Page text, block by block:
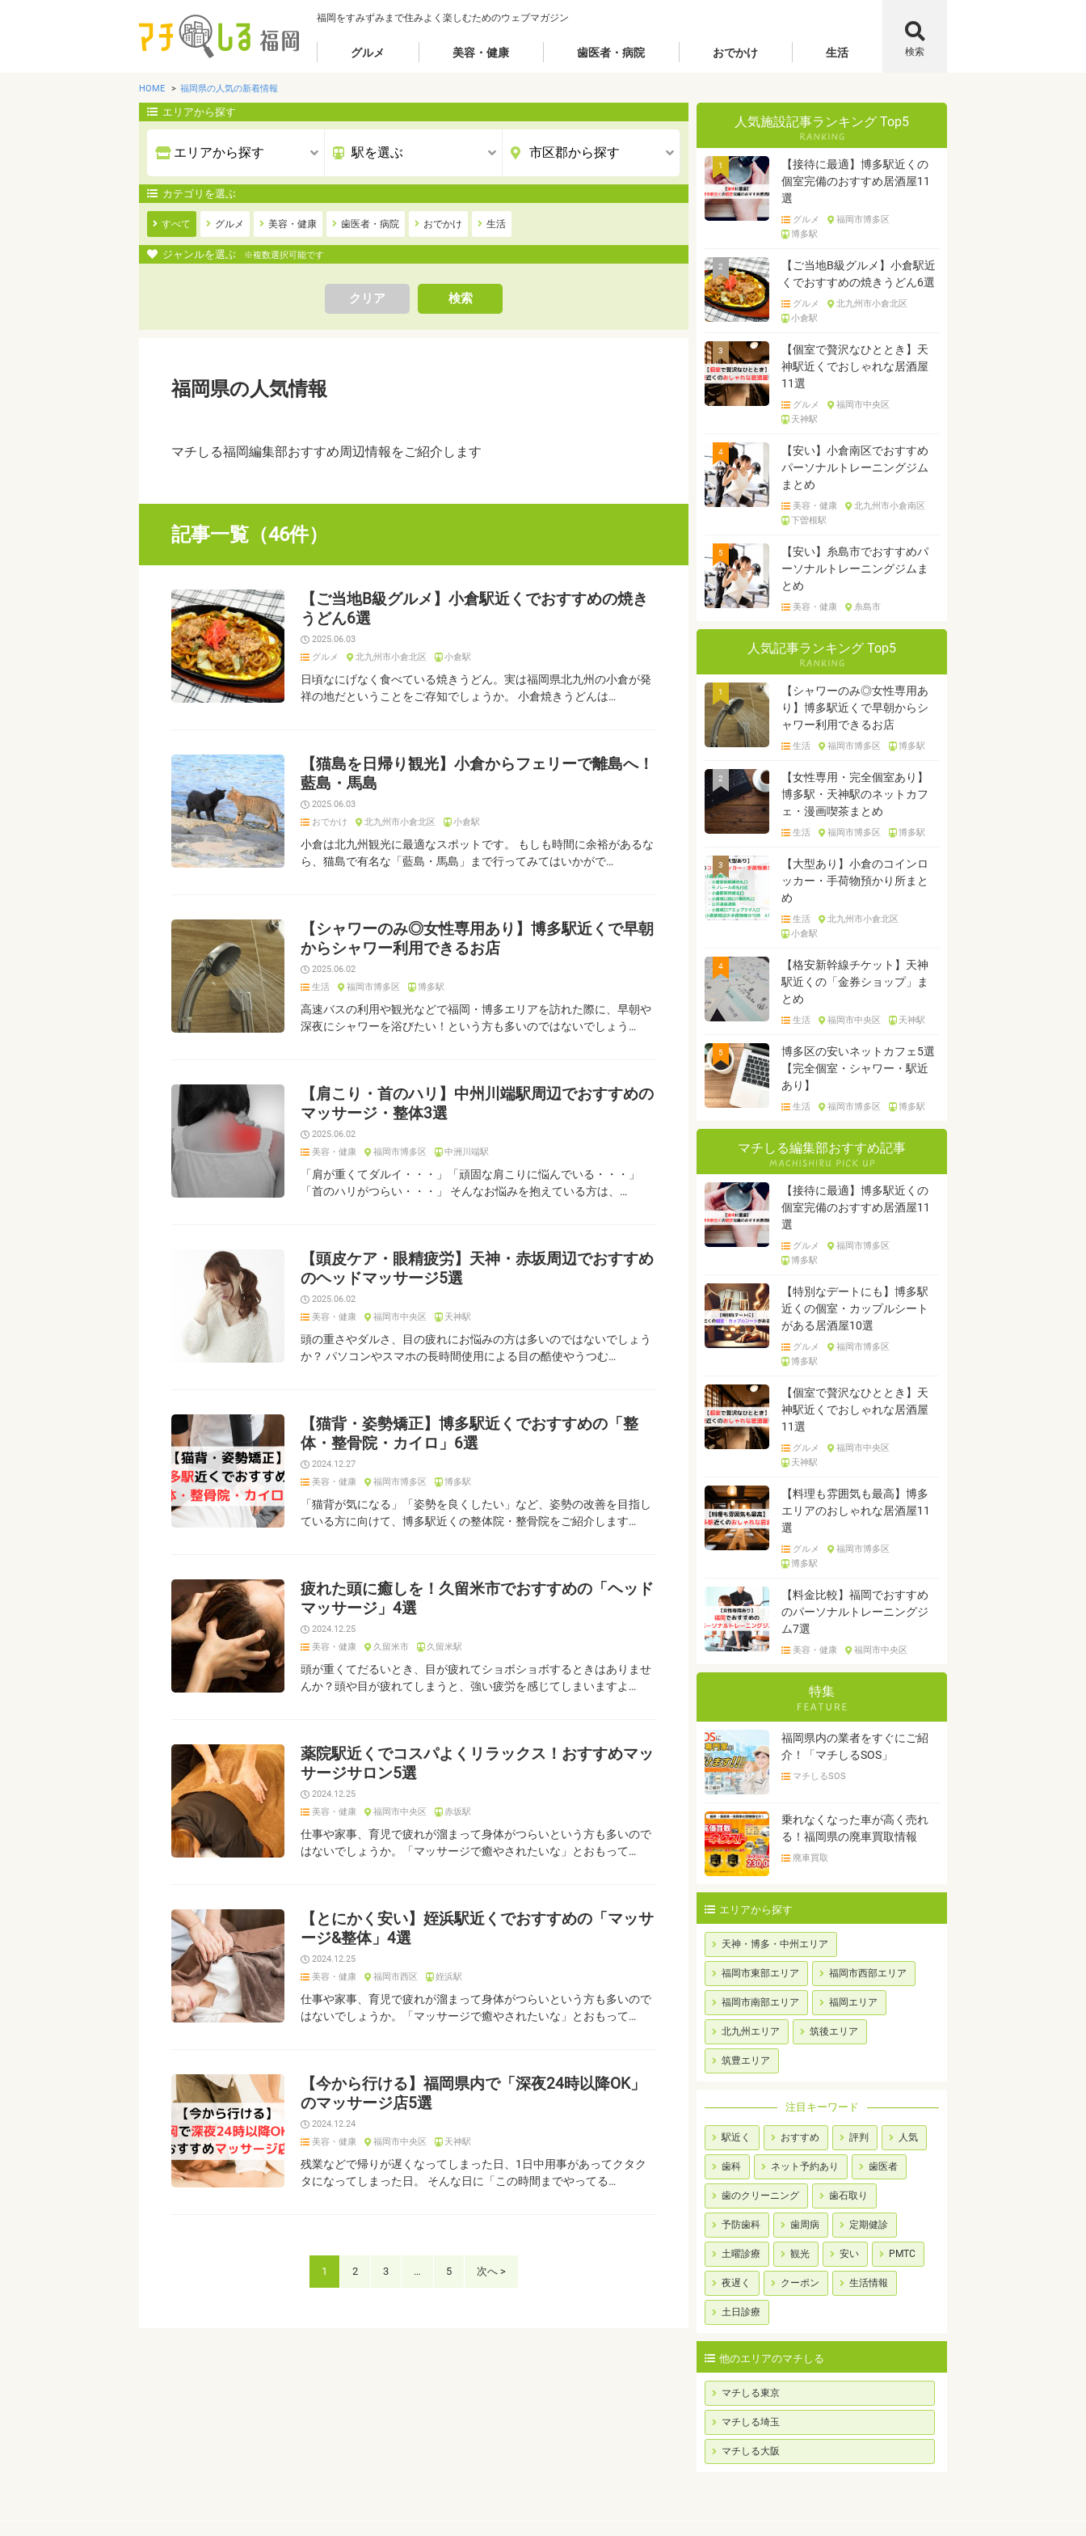
福岡をすみずみまで住みよく楽しむためのウェブマガジン
グルメ 美容・健康 歯医者・病院 おでかけ 生活 検索
HOME 福岡県の人気の新着情報
エリアから探す
カテゴリを選ぶ
すべて グルメ 美容・健康 歯医者・病院 おでかけ 生活
ジャンルを選ぶ ※複数選択可能です
クリア 検索
福岡県の人気情報
マチしる福岡編集部おすすめ周辺情報をご紹介します
記事一覧（46件）
【ご当地B級グルメ】小倉駅近くでおすすめの焼き
うどん6選
2025.06.03
グルメ
北九州市小倉北区 小倉駅
日頃なにげなく食べている焼きうどん。実は福岡県北九州の小倉が発
祥の地だということをご存知でしょうか。 小倉焼きうどんは…
【猫島を日帰り観光】小倉からフェリーで離島へ！
藍島・馬島
2025.06.03
おでかけ
北九州市小倉北区 小倉駅
小倉は北九州観光に最適なスポットです。 もしも時間に余裕があるな
ら、猫島で有名な「藍島・馬島」まで行ってみてはいかがで…
【シャワーのみ◎女性専用あり】博多駅近くで早朝
からシャワー利用できるお店
2025.06.02
生活
福岡市博多区 博多駅
高速バスの利用や観光などで福岡・博多エリアを訪れた際に、早朝や
深夜にシャワーを浴びたい！という方も多いのではないでしょう…
【肩こり・首のハリ】中州川端駅周辺でおすすめの
マッサージ・整体3選
2025.06.02
美容・健康
福岡市博多区 中洲川端駅
「肩が重くてダルイ・・・」「頑固な肩こりに悩んでいる・・・」
「首のハリがつらい・・・」 そんなお悩みを抱えている方は、…
【頭皮ケア・眼精疲労】天神・赤坂周辺でおすすめ
のヘッドマッサージ5選
2025.06.02
美容・健康
福岡市中央区 天神駅
頭の重さやダルさ、目の疲れにお悩みの方は多いのではないでしょう
か？ パソコンやスマホの長時間使用による目の酷使やうつむ…
【猫背・姿勢矯正】博多駅近くでおすすめの「整
体・整骨院・カイロ」6選
2024.12.27
美容・健康
福岡市博多区 博多駅
「猫背が気になる」「姿勢を良くしたい」など、姿勢の改善を目指し
ている方に向けて、博多駅近くの整体院・整骨院をご紹介します…
疲れた頭に癒しを！久留米市でおすすめの「ヘッド
マッサージ」4選
2024.12.25
美容・健康
久留米市 久留米駅
頭が重くてだるいとき、目が疲れてショボショボするときはありませ
んか？頭や目が疲れてしまうと、強い疲労を感じてしまいますよ…
薬院駅近くでコスパよくリラックス！おすすめマッ
サージサロン5選
2024.12.25
美容・健康
福岡市中央区 赤坂駅
仕事や家事、育児で疲れが溜まって身体がつらいという方も多いので
はないでしょうか。「マッサージで癒やされたいな」とおもって…
【とにかく安い】姪浜駅近くでおすすめの「マッサ
ージ&整体」4選
2024.12.25
美容・健康
福岡市西区 姪浜駅
仕事や家事、育児で疲れが溜まって身体がつらいという方も多いので
はないでしょうか。「マッサージで癒やされたいな」とおもって…
【今から行ける】福岡県内で「深夜24時以降OK」
のマッサージ店5選
2024.12.24
美容・健康
福岡市中央区 天神駅
残業などで帰りが遅くなってしまった日、1日中用事があってクタク
タになってしまった日。 そんな日に「この時間までやってる…
1 2 3 … 5 次へ >
人気施設記事ランキング Top5
1
【接待に最適】博多駅近くの
個室完備のおすすめ居酒屋11
選
グルメ
福岡市博多区
博多駅
2
【ご当地B級グルメ】小倉駅近
くでおすすめの焼きうどん6選
グルメ
北九州市小倉北区
小倉駅
3
【個室で贅沢なひととき】天
神駅近くでおしゃれな居酒屋
11選
グルメ
福岡市中央区
天神駅
4
【安い】小倉南区でおすすめ
パーソナルトレーニングジム
まとめ
美容・健康
北九州市小倉南区
下曽根駅
5
【安い】糸島市でおすすめパ
ーソナルトレーニングジムま
とめ
美容・健康 糸島市
人気記事ランキング Top5
1
【シャワーのみ◎女性専用あ
り】博多駅近くで早朝からシ
ャワー利用できるお店
生活 福岡市博多区 博多駅
2
【女性専用・完全個室あり】
博多駅・天神駅のネットカフ
ェ・漫画喫茶まとめ
生活 福岡市博多区 博多駅
3
【大型あり】小倉のコインロ
ッカー・手荷物預かり所まと
め
生活
北九州市小倉北区
小倉駅
4
【格安新幹線チケット】天神
駅近くの「金券ショップ」ま
とめ
生活 福岡市中央区 天神駅
5
博多区の安いネットカフェ5選
【完全個室・シャワー・駅近
あり】
生活 福岡市博多区 博多駅
マチしる編集部おすすめ記事
【接待に最適】博多駅近くの
個室完備のおすすめ居酒屋11
選
グルメ
福岡市博多区
博多駅
【特別なデートにも】博多駅
近くの個室・カップルシート
がある居酒屋10選
グルメ
福岡市博多区
博多駅
【個室で贅沢なひととき】天
神駅近くでおしゃれな居酒屋
11選
グルメ
福岡市中央区
天神駅
【料理も雰囲気も最高】博多
エリアのおしゃれな居酒屋11
選
グルメ
福岡市博多区
博多駅
【料金比較】福岡でおすすめ
のパーソナルトレーニングジ
ム7選
美容・健康 福岡市中央区
特集
福岡県内の業者をすぐにご紹
介！「マチしるSOS」
マチしるSOS
乗れなくなった車が高く売れ
る！福岡県の廃車買取情報
廃車買取
エリアから探す
天神・博多・中州エリア
福岡市東部エリア 福岡市西部エリア
福岡市南部エリア 福岡エリア
北九州エリア 筑後エリア
筑豊エリア
注目キーワード
駅近く おすすめ 評判 人気
歯科 ネット予約あり 歯医者
歯のクリーニング 歯石取り
予防歯科 歯周病 定期健診
土曜診療 観光 安い PMTC
夜遅く クーポン 生活情報
土日診療
他のエリアのマチしる
マチしる東京
マチしる埼玉
マチしる大阪